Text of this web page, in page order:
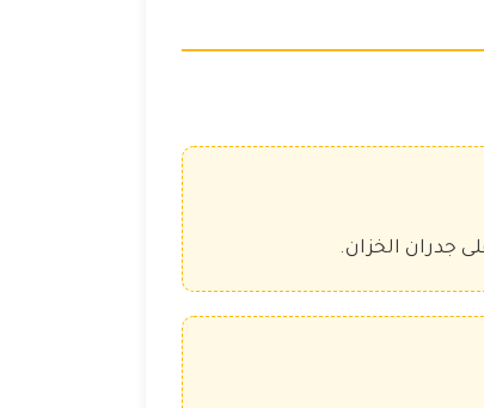
جدران الخزان.